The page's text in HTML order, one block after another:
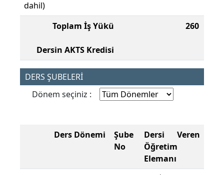
dahil)
Toplam İş Yükü
Dersin AKTS Kredisi
260
DERS ŞUBELERİ
Dönem seçiniz :
Ders Dönemi
Şube
No
Dersi Veren
Öğretim
Elemanı